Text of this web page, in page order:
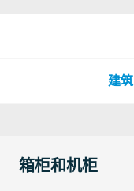
建
箱柜和机柜